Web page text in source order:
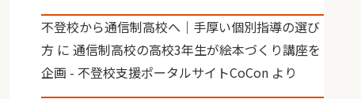
不登校から通信制高校へ｜手厚い個別指導の選び
方 に通信制高校の高校3年生が絵本づくり講座を
企画 - 不登校支援ポータルサイトCoCon より